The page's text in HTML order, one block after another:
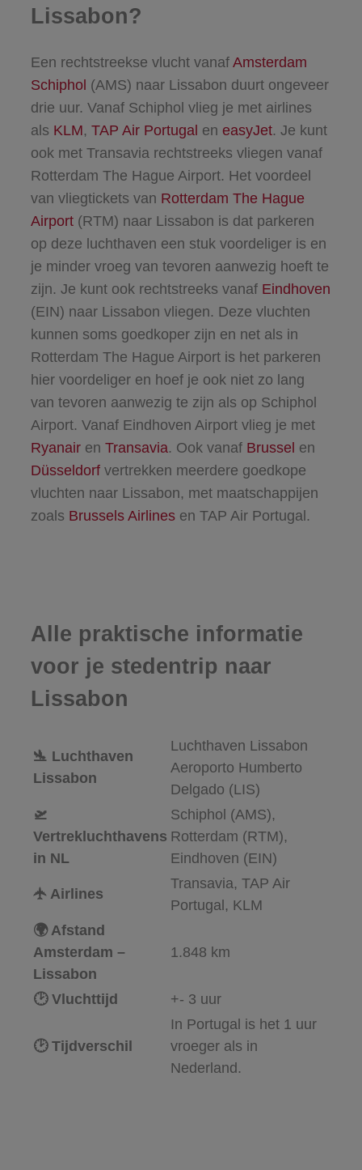
Lissabon?
Een rechtstreekse vlucht vanaf Amsterdam
Schiphol (AMS) naar Lissabon duurt ongeveer
drie uur. Vanaf Schiphol vlieg je met airlines
als KLM, TAP Air Portugal en easyJet. Je kunt
ook met Transavia rechtstreeks vliegen vanaf
Rotterdam The Hague Airport. Het voordeel
van vliegtickets van Rotterdam The Hague
Airport(RTM) naar Lissabon is dat parkeren
op deze luchthaven een stuk voordeliger is en
je minder vroeg van tevoren aanwezig hoeft te
zijn. Je kunt ook rechtstreeks vanaf Eindhoven
(EIN) naar Lissabon vliegen. Deze vluchten
kunnen soms goedkoper zijn en net als in
Rotterdam The Hague Airport is het parkeren
hier voordeliger en hoef je ook niet zo lang
van tevoren aanwezig te zijn als op Schiphol
Airport. Vanaf Eindhoven Airport vlieg je met
Ryanairen Transavia. Ook vanaf Brussel en
Düsseldorfvertrekken meerdere goedkope
vluchten naar Lissabon, met maatschappijen
zoals Brussels Airlinesen TAP Air Portugal.
Alle praktische informatie
voor je stedentrip naar
Lissabon
🛬 Luchthaven
Lissabon
Luchthaven Lissabon
Aeroporto Humberto
Delgado (LIS)
🛫
Vertrekluchthavens
in NL
Schiphol (AMS),
Rotterdam (RTM),
Eindhoven (EIN)
🛧 Airlines
Transavia, TAP Air
Portugal, KLM
🌍 Afstand
Amsterdam –
Lissabon
1.848 km
🕑 Vluchttijd +- 3 uur
🕑 Tijdverschil
In Portugal is het 1 uur
vroeger als in
Nederland.